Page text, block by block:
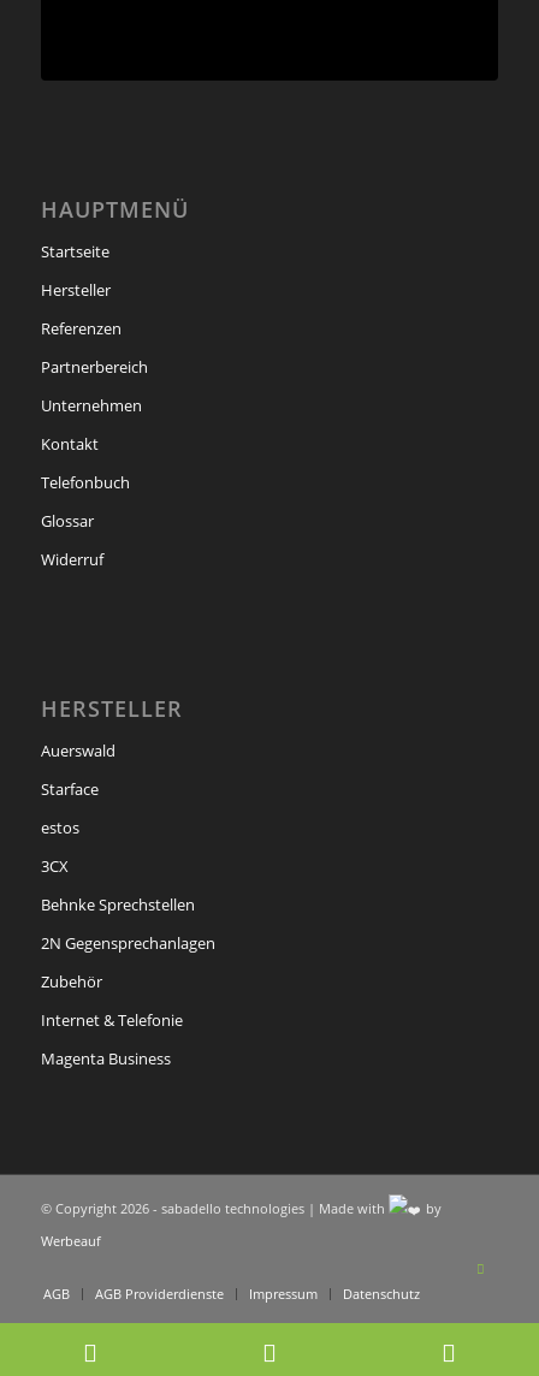
HAUPTMENÜ
Startseite
Hersteller
Referenzen
Partnerbereich
Unternehmen
Kontakt
Telefonbuch
Glossar
Widerruf
HERSTELLER
Auerswald
Starface
estos
3CX
Behnke Sprechstellen
2N Gegensprechanlagen
Zubehör
Internet & Telefonie
Magenta Business
© Copyright 2026 - sabadello technologies | Made with
by
Werbeauf
AGB AGB Providerdienste Impressum Datenschutz